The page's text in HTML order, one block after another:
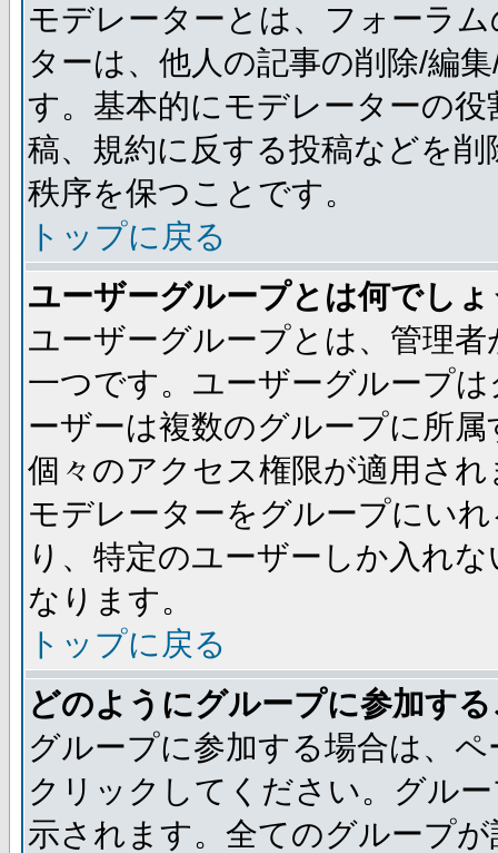
モデレーターとは、フォーラ
ターは、他人の記事の削除/編
す。基本的にモデレーターの
稿、規約に反する投稿などを
秩序を保つことです。
トップに戻る
ユーザーグループとは何でし
ユーザーグループとは、管理
一つです。ユーザーグループ
ーザーは複数のグループに所
個々のアクセス権限が適用さ
モデレーターをグループにい
り、特定のユーザーしか入れ
なります。
トップに戻る
どのようにグループに参加す
グループに参加する場合は、
クリックしてください。グル
示されます。全てのグループ